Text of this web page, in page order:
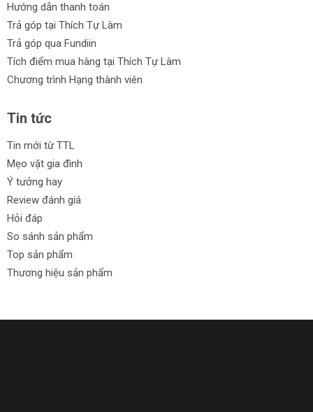
Hướng dẫn thanh toán
Trả góp tại Thích Tự Làm
Trả góp qua Fundiin
Tích điểm mua hàng tại Thích Tự Làm
Chương trình Hạng thành viên
Tin tức
Tin mới từ TTL
Mẹo vặt gia đình
Ý tưởng hay
Review đánh giá
Hỏi đáp
So sánh sản phẩm
Top sản phẩm
Thương hiệu sản phẩm